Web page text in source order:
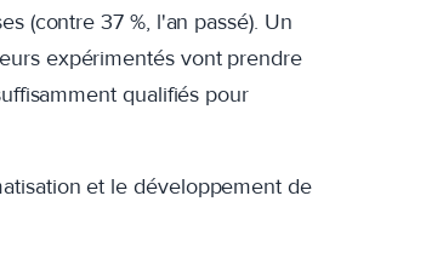
(contre 37 %, l'an passé). Un
expérimentés vont prendre
qualifiés pour
et le développement de